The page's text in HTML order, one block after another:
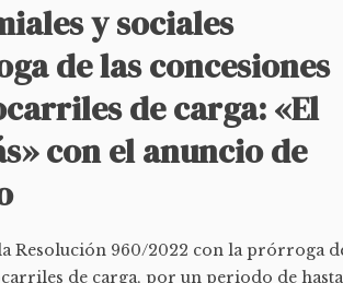
y sociales
de las concesiones
de carga: «El
con el anuncio de
Resolución 960/2022 con la prórroga
de carga, por un periodo de hasta